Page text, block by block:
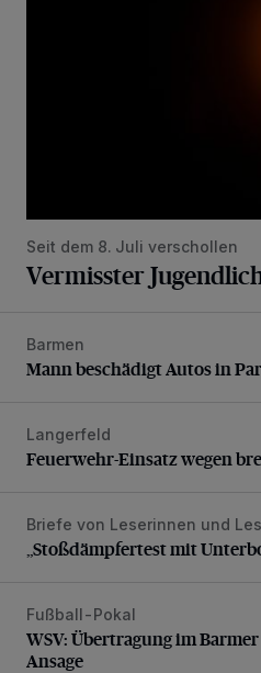
Seit dem 8. Juli verschollen
Vermisster
Mann beschädigt Autos in
Barmen
Mann beschädigt Autos in
Feuerwehr-Einsatz wegen
Langerfeld
Feuerwehr-Einsatz wegen
„Stoßdämpfertest mit
Briefe von Leserinnen und
„Stoßdämpfertest mit
WSV: Übertragung im
Fußball-Pokal
WSV: Übertragung im
Ansage